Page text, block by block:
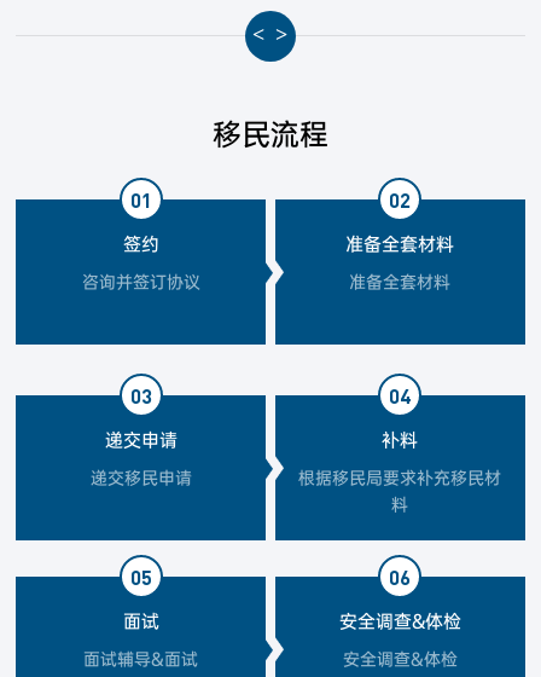
< >
移民流程
01
签约
咨询并签订协议
02
准备全套材料
准备全套材料
03
递交申请
递交移民申请
04
补料
根据移民局要求补充移民材
料
05
面试
面试辅导&面试
06
安全调查&体检
安全调查&体检